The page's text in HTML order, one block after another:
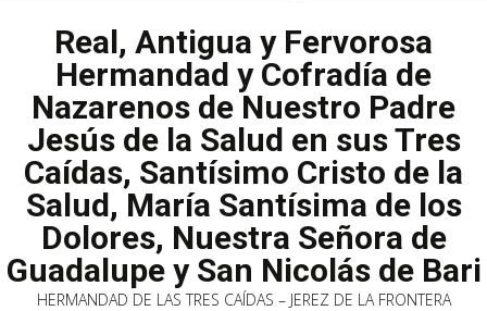
Real, Antigua y Fervorosa
Hermandad y Cofradía de
Nazarenos de Nuestro Padre
Jesús de la Salud en sus Tres
Caídas, Santísimo Cristo de la
Salud, María Santísima de los
Dolores, Nuestra Señora de
Guadalupe y San Nicolás de Bari
HERMANDAD DE LAS TRES CAÍDAS – JEREZ DE LA FRONTERA